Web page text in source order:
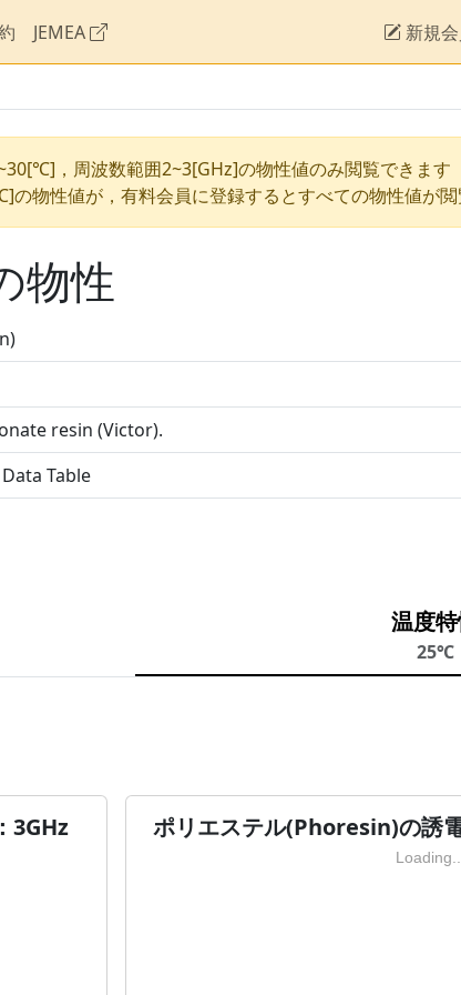
JEMEA 新規
，周波数範囲2~3[GHz]の物性値のみ閲覧できます
物性値が，有料会員に登録するとすべての物性値が
物性
resin (Victor).
Table
温度
25℃
3GHz ポリエステル(Phoresin)の誘
Loading...